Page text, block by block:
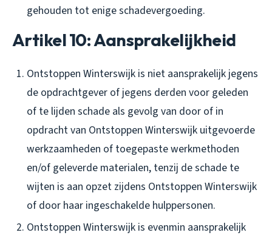
gehouden tot enige schadevergoeding.
Artikel 10: Aansprakelijkheid
Ontstoppen Winterswijk is niet aansprakelijk jegens
de opdrachtgever of jegens derden voor geleden
of te lijden schade als gevolg van door of in
opdracht van Ontstoppen Winterswijk uitgevoerde
werkzaamheden of toegepaste werkmethoden
en/of geleverde materialen, tenzij de schade te
wijten is aan opzet zijdens Ontstoppen Winterswijk
of door haar ingeschakelde hulppersonen.
Ontstoppen Winterswijk is evenmin aansprakelijk